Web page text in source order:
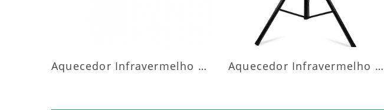
Aquecedor Infravermelho Parede Aquecedor Infravermelho Pedestal